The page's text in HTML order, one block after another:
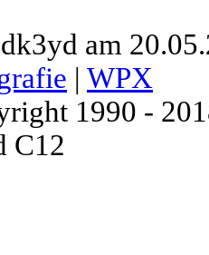
am
| WPX
1990 -
C12